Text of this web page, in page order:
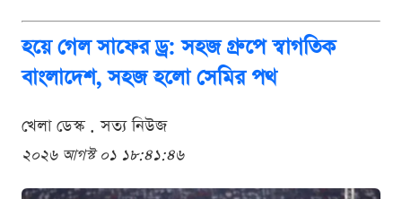
হয়ে গেল সাফের ড্র: সহজ গ্রুপে স্বাগতিক
বাংলাদেশ, সহজ হলো সেমির পথ
খেলা ডেস্ক . সত্য নিউজ
২০২৬ আগস্ট ০১ ১৮:৪১:৪৬